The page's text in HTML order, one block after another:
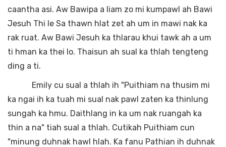
caantha asi. Aw Bawipa a liam zo mi kumpawl ah Bawi
Jesuh Thi le Sa thawn hlat zet ah um in mawi nak ka
rak ruat. Aw Bawi Jesuh ka thlarau khui tawk ah a um
ti hman ka thei lo. Thaisun ah sual ka thlah tengteng
ding a ti.
Emily cu sual a thlah ih "Puithiam na thusim mi
ka ngai ih ka tuah mi sual nak pawl zaten ka thinlung
sungah ka hmu. Daithlang in ka um nak ruangah ka
thin a na" tiah sual a thlah. Cutikah Puithiam cun
"minung duhnak hawl hlah. Ka fanu Pathian ih duhnak